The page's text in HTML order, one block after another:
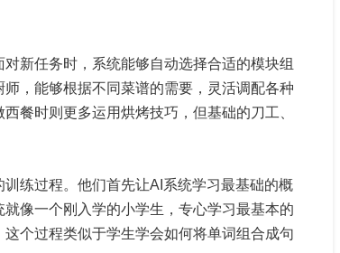
新任务时，系统能够自动选择合适的模块组
，能够根据不同菜谱的需要，灵活调配各种
餐时则更多运用烘烤技巧，但基础的刀工、
练过程。他们首先让AI系统学习最基础的概
像一个刚入学的小学生，专心学习最基本的
个过程类似于学生学会如何将单词组合成句